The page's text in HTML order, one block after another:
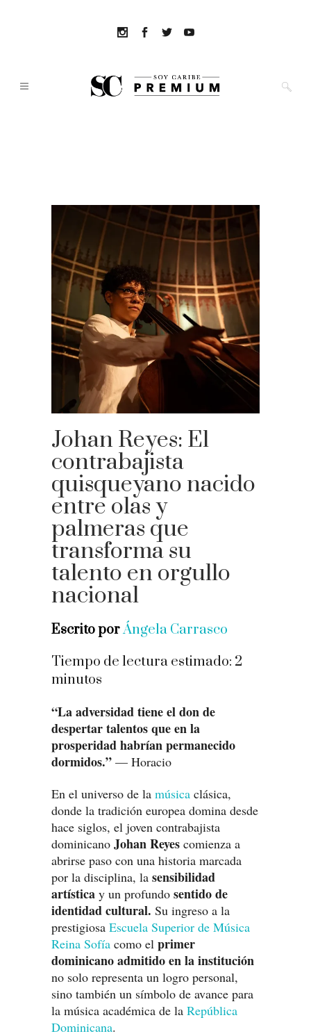
Johan Reyes: El
contrabajista
quisqueyano nacido
entre olas y
palmeras que
transforma su
talento en orgullo
nacional
Escrito porÁngela Carrasco
Tiempo de lectura estimado: 2
minutos
“La adversidad tiene el don de
despertar talentos que en la
prosperidad habrían permanecido
dormidos.” — Horacio
En el universo de la música clásica,
donde la tradición europea domina desde
hace siglos, el joven contrabajista
dominicano Johan Reyes comienza a
abrirse paso con una historia marcada
por la disciplina, la sensibilidad
artística y un profundo sentido de
identidad cultural. Su ingreso a la
prestigiosa Escuela Superior de Música
Reina Sofía como el primer
dominicano admitido en la institución
no solo representa un logro personal,
sino también un símbolo de avance para
la música académica de la República
Dominicana.